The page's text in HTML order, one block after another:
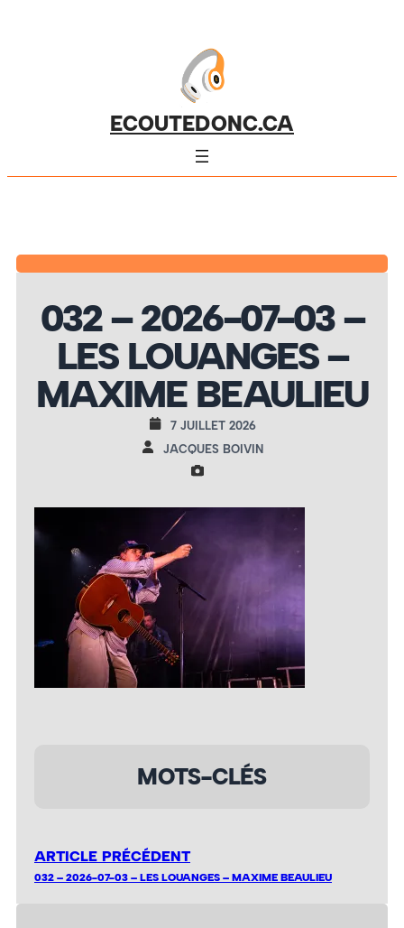
ECOUTEDONC.CA
032 – 2026-07-03 –
LES LOUANGES –
MAXIME BEAULIEU
7 JUILLET 2026
JACQUES BOIVIN
MOTS-CLÉS
ARTICLE PRÉCÉDENT
032 – 2026-07-03 – LES LOUANGES – MAXIME BEAULIEU